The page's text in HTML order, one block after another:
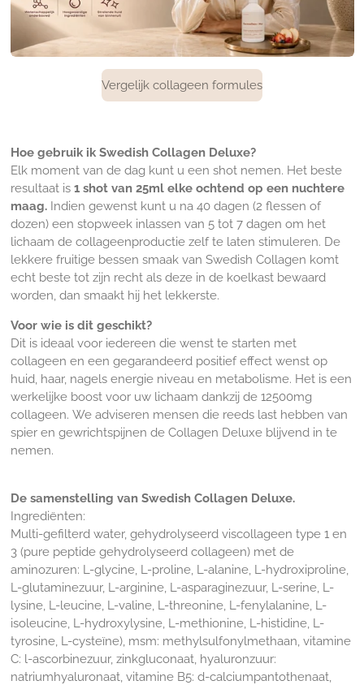
Vergelijk collageen formules
Hoe gebruik ik Swedish Collagen Deluxe?
Elk moment van de dag kunt u een shot nemen. Het beste
resultaat is 1 shot van 25ml elke ochtend op een nuchtere
maag.Indien gewenst kunt u na 40 dagen (2 flessen of
dozen) een stopweek inlassen van 5 tot 7 dagen om het
lichaam de collageenproductie zelf te laten stimuleren. De
lekkere fruitige bessen smaak van Swedish Collagen komt
echt beste tot zijn recht als deze in de koelkast bewaard
worden, dan smaakt hij het lekkerste.
Voor wie is dit geschikt?
Dit is ideaal voor iedereen die wenst te starten met
collageen en een gegarandeerd positief effect wenst op
huid, haar, nagels energie niveau en metabolisme. Het is een
werkelijke boost voor uw lichaam dankzij de 12500mg
collageen. We adviseren mensen die reeds last hebben van
spier en gewrichtspijnen de Collagen Deluxe blijvend in te
nemen.
De samenstelling van Swedish Collagen Deluxe.
Ingrediënten:
Multi-gefilterd water, gehydrolyseerd viscollageen type 1 en
3 (pure peptide gehydrolyseerd collageen) met de
aminozuren: L-glycine, L-proline, L-alanine, L-hydroxiproline,
L-glutaminezuur, L-arginine, L-asparaginezuur, L-serine, L-
lysine, L-leucine, L-valine, L-threonine, L-fenylalanine, L-
isoleucine, L-hydroxylysine, L-methionine, L-histidine, L-
tyrosine, L-cysteïne), msm: methylsulfonylmethaan, vitamine
C: l-ascorbinezuur, zinkgluconaat, hyaluronzuur:
natriumhyaluronaat, vitamine B5: d-calciumpantothenaat,